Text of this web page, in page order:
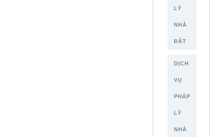
LÝ
NHÀ
ĐẤT
DỊCH
VỤ
PHÁP
LÝ
NHÀ